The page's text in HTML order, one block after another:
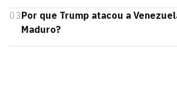
03Por que Trump atacou a
Maduro?